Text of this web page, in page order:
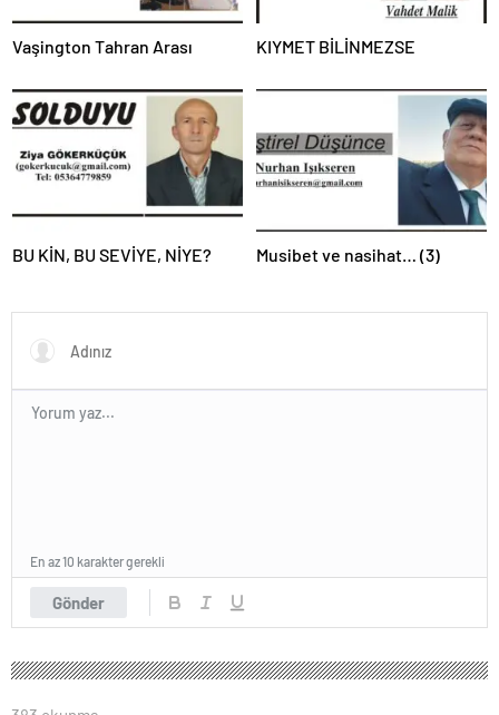
Vaşington Tahran Arası KIYMET BİLİNMEZSE
BU KİN, BU SEVİYE, NİYE? Musibet ve nasihat… (3)
Gönder
En az 10 karakter gerekli